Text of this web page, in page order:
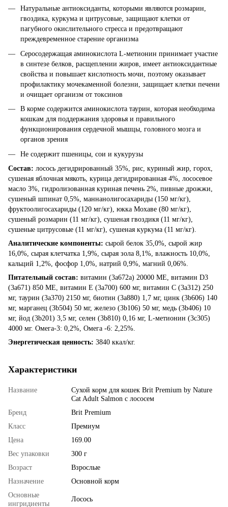
Натуральные антиоксиданты, которыми являются розмарин,
гвоздика, куркума и цитрусовые, защищают клетки от
пагубного окислительного стресса и предотвращают
преждевременное старение организма
Серосодержащая аминокислота L-метионин принимает участие
в синтезе белков, расщеплении жиров, имеет антиоксидантные
свойства и повышает кислотность мочи, поэтому оказывает
профилактику мочекаменной болезни, защищает клетки печени
и очищает организм от токсинов
В корме содержится аминокислота таурин, которая необходима
кошкам для поддержания здоровья и правильного
функционирования сердечной мышцы, головного мозга и
органов зрения
Не содержит пшеницы, сои и кукурузы
Состав: лосось дегидрированный 35%, рис, куриный жир, горох,
сушеная яблочная мякоть, курица дегидрированная 4%, лососевое
масло 3%, гидролизованная куриная печень 2%, пивные дрожжи,
сушеный шпинат 0,5%, маннанолигосахариды (150 мг/кг),
фруктоолигосахариды (120 мг/кг), юкка Мохаве (80 мг/кг),
сушеный розмарин (11 мг/кг), сушеная гвоздикя (11 мг/кг),
сушеные цитрусовые (11 мг/кг), сушеная куркума (11 мг/кг).
Аналитические компоненты: сырой белок 35,0%, сырой жир
16,0%, сырая клетчатка 1,9%, сырая зола 8,1%, влажность 10,0%,
кальций 1,2%, фосфор 1,0%, натрий 0,9%, магний 0,06%.
Питательный состав: витамин (3a672a) 20000 МЕ, витамин D3
(3a671) 850 МЕ, витамин E (3a700) 600 мг, витамин C (3a312) 250
мг, таурин (3a370) 2150 мг, биотин (3a880) 1,7 мг, цинк (3b606) 140
мг, марганец (3b504) 50 мг, железо (3b106) 50 мг, медь (3b406) 10
мг, йод (3b201) 3,5 мг, селен (3b810) 0,16 мг, L-метионин (3c305)
4000 мг. Омега-3: 0,2%, Омега -6: 2,25%.
Энергетическая ценность: 3840 ккал/кг.
Характеристики
Название
Сухой корм для кошек Brit Premium by Nature
Cat Adult Salmon с лососем
Бренд
Brit Premium
Класс
Премиум
Цена
169.00
Вес упаковки
300 г
Возраст
Взрослые
Назначение
Основной корм
Основные
ингридиенты
Лосось